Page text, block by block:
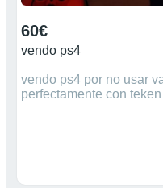
60€
vendo ps4
vendo ps4 por no usar
perfectamente con teken